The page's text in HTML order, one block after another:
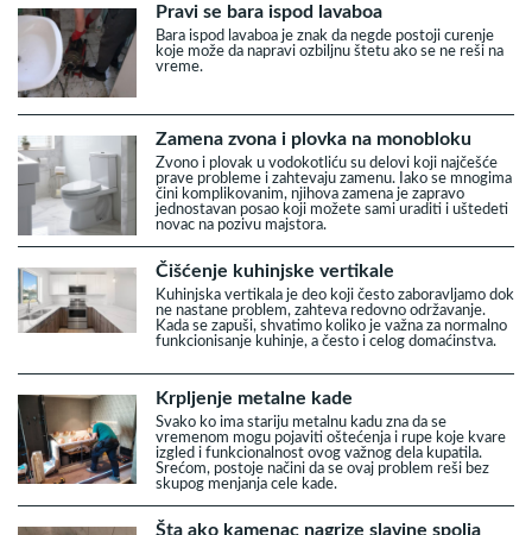
Pravi se bara ispod lavaboa
Bara ispod lavaboa je znak da negde postoji curenje
koje može da napravi ozbiljnu štetu ako se ne reši na
vreme.
Zamena zvona i plovka na monobloku
Zvono i plovak u vodokotliću su delovi koji najčešće
prave probleme i zahtevaju zamenu. Iako se mnogima
čini komplikovanim, njihova zamena je zapravo
jednostavan posao koji možete sami uraditi i uštedeti
novac na pozivu majstora.
Čišćenje kuhinjske vertikale
Kuhinjska vertikala je deo koji često zaboravljamo dok
ne nastane problem, zahteva redovno održavanje.
Kada se zapuši, shvatimo koliko je važna za normalno
funkcionisanje kuhinje, a često i celog domaćinstva.
Krpljenje metalne kade
Svako ko ima stariju metalnu kadu zna da se
vremenom mogu pojaviti oštećenja i rupe koje kvare
izgled i funkcionalnost ovog važnog dela kupatila.
Srećom, postoje načini da se ovaj problem reši bez
skupog menjanja cele kade.
Šta ako kamenac nagrize slavine spolja